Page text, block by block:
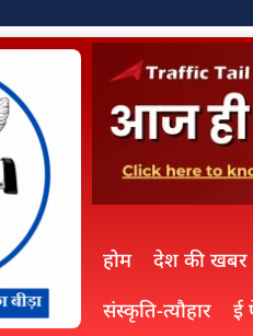
होम देश की खबर
संस्कृति-त्यौहार
ई